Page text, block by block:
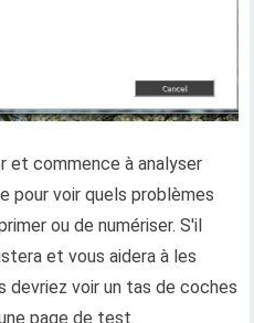
et commence à analyser
pour voir quels problèmes
ou de numériser. S'il
et vous aidera à les
devriez voir un tas de coches
page de test.